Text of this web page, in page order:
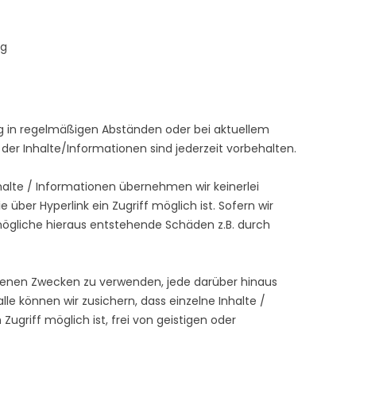
regelmäßigen Abständen oder bei aktuellem
Inhalte/Informationen sind jederzeit vorbehalten.
/ Informationen übernehmen wir keinerlei
Hyperlink ein Zugriff möglich ist. Sofern wir
hieraus entstehende Schäden z.B. durch
Zwecken zu verwenden, jede darüber hinaus
können wir zusichern, dass einzelne Inhalte /
möglich ist, frei von geistigen oder